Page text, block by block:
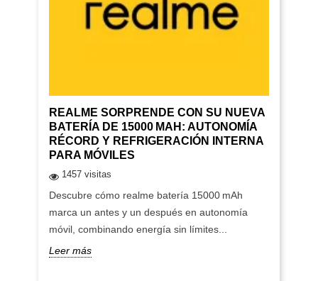
REALME SORPRENDE CON SU NUEVA
BATERÍA DE 15000 MAH: AUTONOMÍA
RÉCORD Y REFRIGERACIÓN INTERNA
PARA MÓVILES
1457 visitas
Descubre cómo realme batería 15000 mAh
marca un antes y un después en autonomía
móvil, combinando energía sin límites...
Leer más